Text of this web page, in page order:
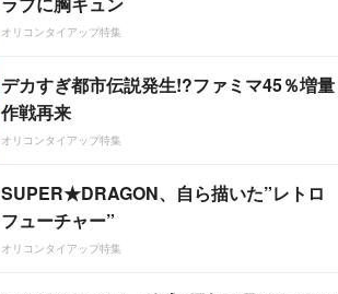
オリコンタイアップ特集
デカすぎ都市伝説発生!?ファミマ45％増量
作戦再来
オリコンタイアップ特集
SUPER★DRAGON、自ら描いた”レトロ
フューチャー”
オリコンタイアップ特集